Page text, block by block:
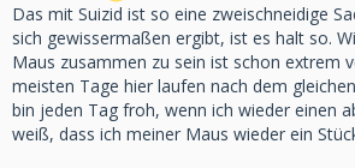
Das mit Suizid ist so eine zweischneidige
sich gewissermaßen ergibt, ist es halt so.
Maus zusammen zu sein ist schon extrem
meisten Tage hier laufen nach dem
bin jeden Tag froh, wenn ich wieder einen
weiß, dass ich meiner Maus wieder ein